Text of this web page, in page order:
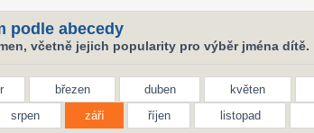
podle abecedy
včetně jejich popularity pro výběr jména dítě.
březen duben květen
srpen září říjen listopad